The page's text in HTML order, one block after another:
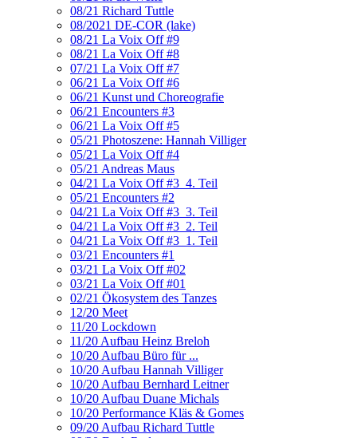
08/21 Richard Tuttle
08/2021 DE-COR (lake)
08/21 La Voix Off #9
08/21 La Voix Off #8
07/21 La Voix Off #7
06/21 La Voix Off #6
06/21 Kunst und Choreografie
06/21 Encounters #3
06/21 La Voix Off #5
05/21 Photoszene: Hannah Villiger
05/21 La Voix Off #4
05/21 Andreas Maus
04/21 La Voix Off #3_4. Teil
05/21 Encounters #2
04/21 La Voix Off #3_3. Teil
04/21 La Voix Off #3_2. Teil
04/21 La Voix Off #3_1. Teil
03/21 Encounters #1
03/21 La Voix Off #02
03/21 La Voix Off #01
02/21 Ökosystem des Tanzes
12/20 Meet
11/20 Lockdown
11/20 Aufbau Heinz Breloh
10/20 Aufbau Büro für ...
10/20 Aufbau Hannah Villiger
10/20 Aufbau Bernhard Leitner
10/20 Aufbau Duane Michals
10/20 Performance Kläs & Gomes
09/20 Aufbau Richard Tuttle